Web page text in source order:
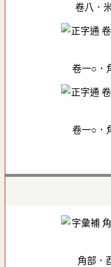
卷八．
卷一○．
卷一○．
角部．